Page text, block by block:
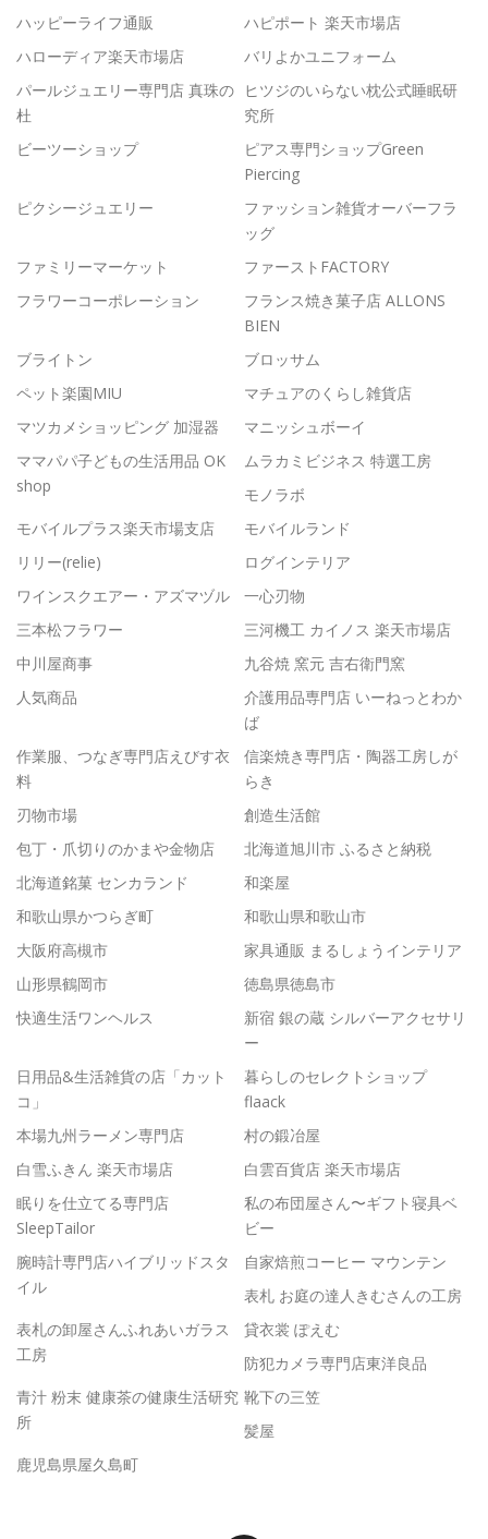
ハッピーライフ通販
ハピポート 楽天市場店
ハローディア楽天市場店
バリよかユニフォーム
パールジュエリー専門店 真珠の
杜
ヒツジのいらない枕公式睡眠研
究所
ビーツーショップ
ピアス専門ショップGreen
Piercing
ピクシージュエリー
ファッション雑貨オーバーフラ
ッグ
ファミリーマーケット
ファーストFACTORY
フラワーコーポレーション
フランス焼き菓子店 ALLONS
BIEN
ブライトン
ブロッサム
ペット楽園MIU
マチュアのくらし雑貨店
マツカメショッピング 加湿器
マニッシュボーイ
ママパパ子どもの生活用品 OK
shop
ムラカミビジネス 特選工房
モノラボ
モバイルプラス楽天市場支店
モバイルランド
リリー(relie)
ログインテリア
ワインスクエアー・アズマヅル
一心刃物
三本松フラワー
三河機工 カイノス 楽天市場店
中川屋商事
九谷焼 窯元 吉右衛門窯
人気商品
介護用品専門店 いーねっとわか
ば
作業服、つなぎ専門店えびす衣
料
信楽焼き専門店・陶器工房しが
らき
刃物市場
創造生活館
包丁・爪切りのかまや金物店
北海道旭川市 ふるさと納税
北海道銘菓 センカランド
和楽屋
和歌山県かつらぎ町
和歌山県和歌山市
大阪府高槻市
家具通販 まるしょうインテリア
山形県鶴岡市
徳島県徳島市
快適生活ワンヘルス
新宿 銀の蔵 シルバーアクセサリ
ー
日用品&生活雑貨の店「カット
コ」
暮らしのセレクトショップ
flaack
本場九州ラーメン専門店
村の鍛冶屋
白雪ふきん 楽天市場店
白雲百貨店 楽天市場店
眠りを仕立てる専門店
SleepTailor
私の布団屋さん〜ギフト寝具ベ
ビー
腕時計専門店ハイブリッドスタ
イル
自家焙煎コーヒー マウンテン
表札 お庭の達人きむさんの工房
表札の卸屋さんふれあいガラス
工房
貸衣裳 ぽえむ
防犯カメラ専門店東洋良品
青汁 粉末 健康茶の健康生活研究
所
靴下の三笠
髪屋
鹿児島県屋久島町